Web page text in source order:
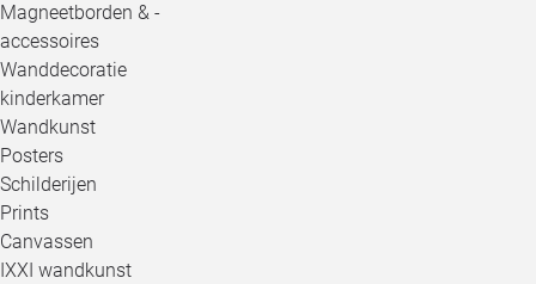
Magneetborden & -
accessoires
Wanddecoratie
kinderkamer
Wandkunst
Posters
Schilderijen
Prints
Canvassen
IXXI wandkunst